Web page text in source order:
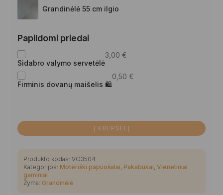
Grandinėlė 55 cm ilgio
Papildomi priedai
Sidabro valymo servetėlė
3,00 €
Firminis dovanų maišelis 🛍
0,50 €
Į KREPŠELĮ
Produkto kodas: VG3504
Kategorijos: Moteriški papuošalai Pakabukai Vienetiniai
gaminiai
Žyma: Grandinėlė